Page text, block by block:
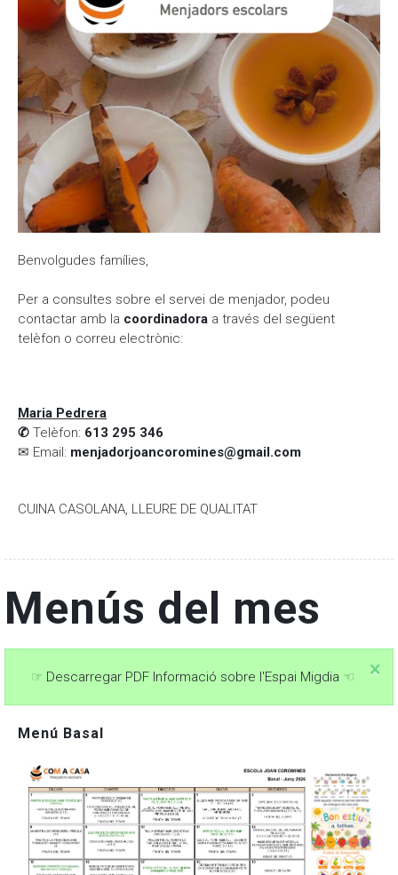
Documents autoritzacions / Justificants
Documentació Activitats Extraescolars
Moodle
Benvolgudes famílies,
Per a consultes sobre el servei de menjador, podeu
contactar amb la coordinadora a través del següent
telèfon o correu electrònic:
Maria Pedrera
✆ Telèfon: 613 295 346
✉︎ Email: menjadorjoancoromines@gmail.com
CUINA CASOLANA, LLEURE DE QUALITAT
Menús del mes
☞ Descarregar PDF Informació sobre l'Espai Migdia ☜
Menú Basal